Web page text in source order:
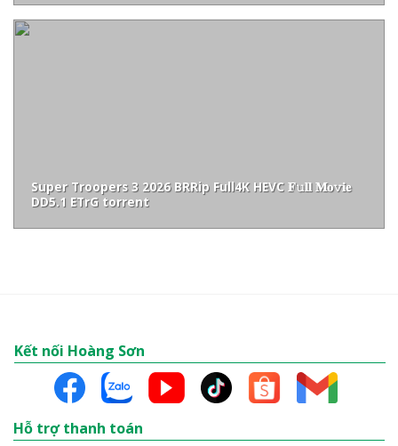
Super Troopers 3 2026 BRRip Full4K HEVC 𝐅𝚞𝐥𝐥 𝐌𝐨𝚟𝐢𝐞
DD5.1 ETrG torrent
Kết nối Hoàng Sơn
Hỗ trợ thanh toán